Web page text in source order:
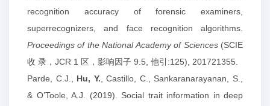
recognition accuracy of forensic examiners,
superrecognizers, and face recognition algorithms.
Proceedings of the National Academy of Sciences(SCIE
收 录，JCR 1 区，影响因子 9.5, 他引:125), 201721355.
Parde, C.J., Hu, Y. , Castillo, C., Sankaranarayanan, S.,
& O’Toole, A.J. (2019). Social trait information in deep